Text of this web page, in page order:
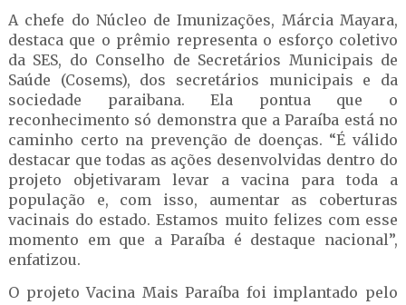
A chefe do Núcleo de Imunizações, Márcia Mayara,
destaca que o prêmio representa o esforço coletivo
da SES, do Conselho de Secretários Municipais de
Saúde (Cosems), dos secretários municipais e da
sociedade paraibana. Ela pontua que o
reconhecimento só demonstra que a Paraíba está no
caminho certo na prevenção de doenças. “É válido
destacar que todas as ações desenvolvidas dentro do
projeto objetivaram levar a vacina para toda a
população e, com isso, aumentar as coberturas
vacinais do estado. Estamos muito felizes com esse
momento em que a Paraíba é destaque nacional”,
enfatizou.
O projeto Vacina Mais Paraíba foi implantado pelo